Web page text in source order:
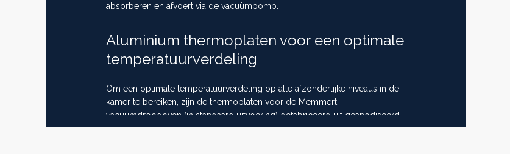
absorberen en afvoert via de vacuümpomp.
Aluminium thermoplaten voor een optimale
temperatuurverdeling
Om een optimale temperatuurverdeling op alle afzonderlijke niveaus in de
kamer te bereiken, zijn de thermoplaten voor de Memmert
vacuümdroogoven (in standaard uitvoering) gefabriceerd uit geanodiseerd
en oppervlaktebehandeld aluminium. Voor toepassingen met extreem